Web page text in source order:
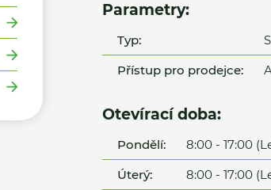
Parametry:
Typ:
Přístup pro prodejce:
Otevírací doba:
Pondělí:
8:00 - 17:00
Úterý:
8:00 - 17:00